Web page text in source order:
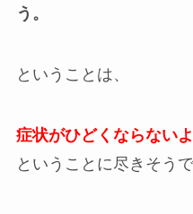
う。
ということは、
症状がひどくならない
ということに尽きそうで